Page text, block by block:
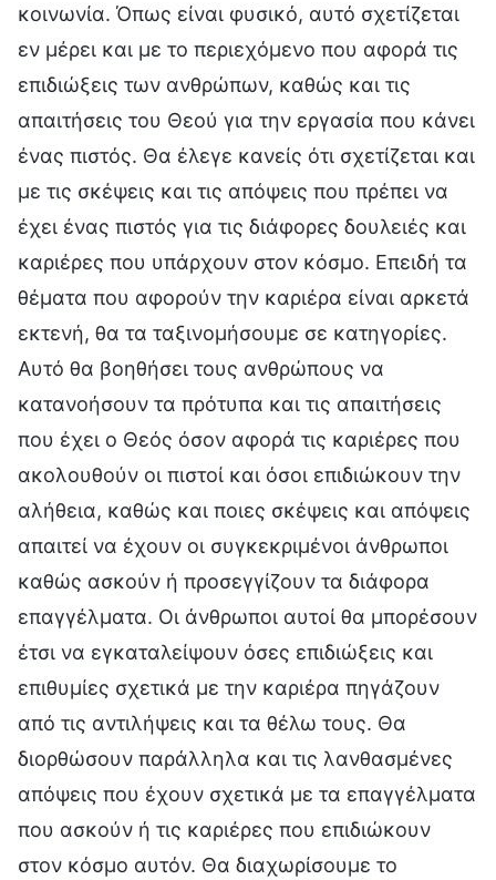
κοινωνία. Όπως είναι φυσικό, αυτό σχετίζεται
εν μέρει και με το περιεχόμενο που αφορά τις
επιδιώξεις των ανθρώπων, καθώς και τις
απαιτήσεις του Θεού για την εργασία που κάνει
ένας πιστός. Θα έλεγε κανείς ότι σχετίζεται και
με τις σκέψεις και τις απόψεις που πρέπει να
έχει ένας πιστός για τις διάφορες δουλειές και
καριέρες που υπάρχουν στον κόσμο. Επειδή τα
θέματα που αφορούν την καριέρα είναι αρκετά
εκτενή, θα τα ταξινομήσουμε σε κατηγορίες.
Αυτό θα βοηθήσει τους ανθρώπους να
κατανοήσουν τα πρότυπα και τις απαιτήσεις
που έχει ο Θεός όσον αφορά τις καριέρες που
ακολουθούν οι πιστοί και όσοι επιδιώκουν την
αλήθεια, καθώς και ποιες σκέψεις και απόψεις
απαιτεί να έχουν οι συγκεκριμένοι άνθρωποι
καθώς ασκούν ή προσεγγίζουν τα διάφορα
επαγγέλματα. Οι άνθρωποι αυτοί θα μπορέσουν
έτσι να εγκαταλείψουν όσες επιδιώξεις και
επιθυμίες σχετικά με την καριέρα πηγάζουν
από τις αντιλήψεις και τα θέλω τους. Θα
διορθώσουν παράλληλα και τις λανθασμένες
απόψεις που έχουν σχετικά με τα επαγγέλματα
που ασκούν ή τις καριέρες που επιδιώκουν
στον κόσμο αυτόν. Θα διαχωρίσουμε το